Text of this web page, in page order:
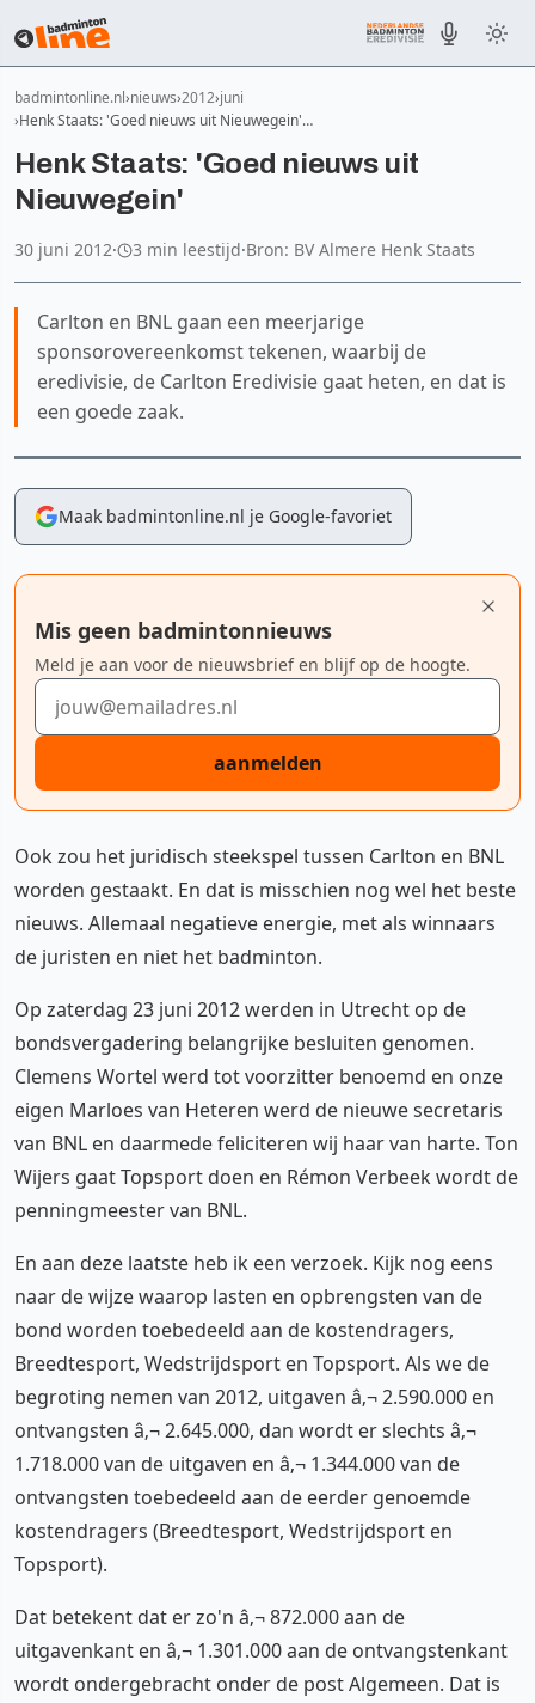
badmintonline.nl nieuws 2012 juni
Henk Staats: 'Goed nieuws uit Nieuwegein'…
Henk Staats: 'Goed nieuws uit
Nieuwegein'
30 juni 2012· 3 min leestijd·Bron: BV Almere Henk Staats
Carlton en BNL gaan een meerjarige
sponsorovereenkomst tekenen, waarbij de
eredivisie, de Carlton Eredivisie gaat heten, en dat is
een goede zaak.
Maak badmintonline.nl je Google-favoriet
Mis geen badmintonnieuws
Meld je aan voor de nieuwsbrief en blijf op de hoogte.
E-mailadres
aanmelden
Ook zou het juridisch steekspel tussen Carlton en BNL
worden gestaakt. En dat is misschien nog wel het beste
nieuws. Allemaal negatieve energie, met als winnaars
de juristen en niet het badminton.
Op zaterdag 23 juni 2012 werden in Utrecht op de
bondsvergadering belangrijke besluiten genomen.
Clemens Wortel werd tot voorzitter benoemd en onze
eigen Marloes van Heteren werd de nieuwe secretaris
van BNL en daarmede feliciteren wij haar van harte. Ton
Wijers gaat Topsport doen en Rémon Verbeek wordt de
penningmeester van BNL.
En aan deze laatste heb ik een verzoek. Kijk nog eens
naar de wijze waarop lasten en opbrengsten van de
bond worden toebedeeld aan de kostendragers,
Breedtesport, Wedstrijdsport en Topsport. Als we de
begroting nemen van 2012, uitgaven â‚¬ 2.590.000 en
ontvangsten â‚¬ 2.645.000, dan wordt er slechts â‚¬
1.718.000 van de uitgaven en â‚¬ 1.344.000 van de
ontvangsten toebedeeld aan de eerder genoemde
kostendragers (Breedtesport, Wedstrijdsport en
Topsport).
Dat betekent dat er zo'n â‚¬ 872.000 aan de
uitgavenkant en â‚¬ 1.301.000 aan de ontvangstenkant
wordt ondergebracht onder de post Algemeen. Dat is